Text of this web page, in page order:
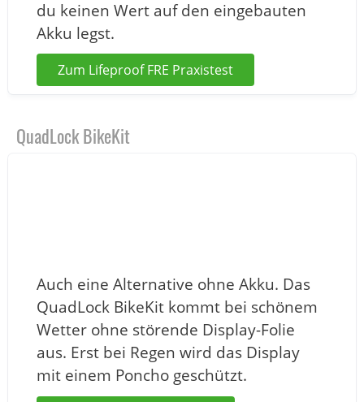
du keinen Wert auf den eingebauten
Akku legst.
Zum Lifeproof FRE Praxistest
QuadLock BikeKit
Auch eine Alternative ohne Akku. Das
QuadLock BikeKit kommt bei schönem
Wetter ohne störende Display-Folie
aus. Erst bei Regen wird das Display
mit einem Poncho geschützt.